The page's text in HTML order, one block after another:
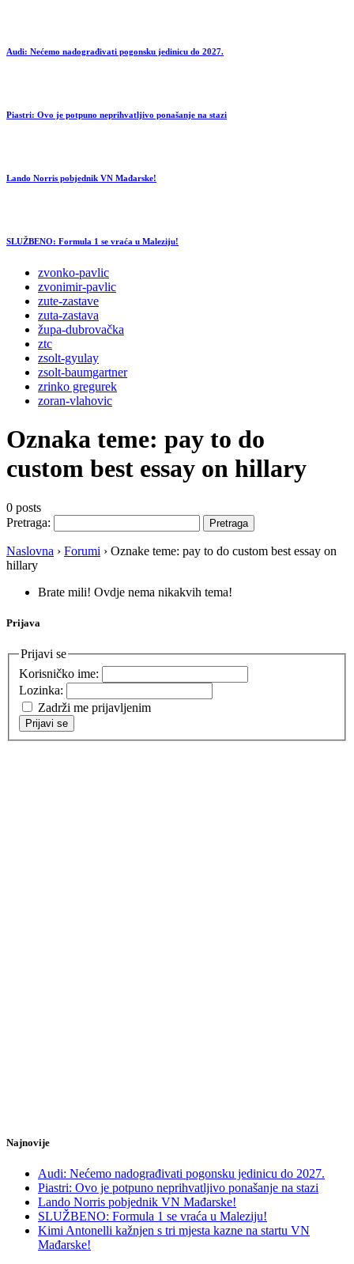
Audi: Nećemo nadograđivati pogonsku jedinicu do 2027.
Piastri: Ovo je potpuno neprihvatljivo ponašanje na stazi
Lando Norris pobjednik VN Mađarske!
SLUŽBENO: Formula 1 se vraća u Maleziju!
zvonko-pavlic
zvonimir-pavlic
zute-zastave
zuta-zastava
župa-dubrovačka
ztc
zsolt-gyulay
zsolt-baumgartner
zrinko gregurek
zoran-vlahovic
Oznaka teme: pay to do
custom best essay on hillary
0 posts
Pretraga:
Naslovna › Forumi › Oznake teme: pay to do custom best essay on
hillary
Brate mili! Ovdje nema nikakvih tema!
Prijava
Prijavi se
Korisničko ime:
Lozinka:
Zadrži me prijavljenim
Prijavi se
Najnovije
Audi: Nećemo nadograđivati pogonsku jedinicu do 2027.
Piastri: Ovo je potpuno neprihvatljivo ponašanje na stazi
Lando Norris pobjednik VN Mađarske!
SLUŽBENO: Formula 1 se vraća u Maleziju!
Kimi Antonelli kažnjen s tri mjesta kazne na startu VN
Mađarske!